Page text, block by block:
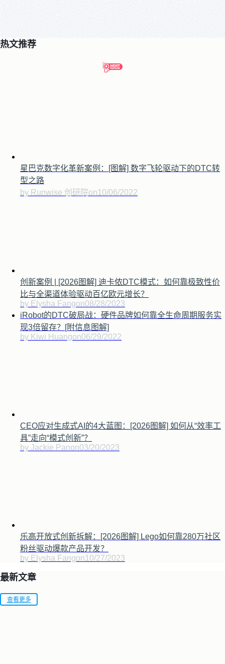
热文推荐
星巴克数字化革新案例：[图解] 数字飞轮驱动下的DTC转
型之路
by Runwise 创研院on10/06/2022
创新案例 | [2026图解] 迪卡侬DTC模式：如何靠极致性价
比与全渠道体验驱动百亿欧元增长？
by Elysha Fangon08/28/2023
iRobot的DTC破局战：硬件品牌如何靠全生命周期服务实
现3倍留存？[附信息图解]
by Kiwi Huangon06/29/2022
CEO应对生成式AI的4大蓝图：[2026图解] 如何从“效率工
具”走向“模式创新”？
by Jackie Panon03/20/2023
乐高开放式创新拆解：[2026图解] Lego如何靠280万社区
粉丝驱动爆款产品开发？
by Elysha Fangon10/27/2023
最新文章
查看更多